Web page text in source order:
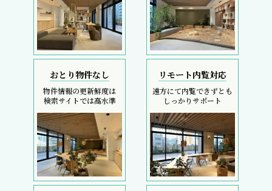
おとり物件なし
物件情報の更新鮮度は
検索サイトでは高水準
リモート内覧対応
遠方にて内覧できずとも
しっかりサポート